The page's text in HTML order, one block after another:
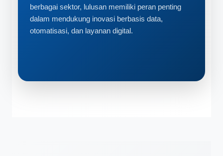
berbagai sektor, lulusan memiliki peran penting
dalam mendukung inovasi berbasis data,
otomatisasi, dan layanan digital.